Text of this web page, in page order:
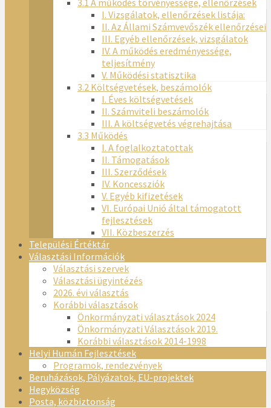
I. Vizsgálatok, ellenőrzések listája:
II. Az Állami Számvevőszék ellenőrzései
III. Egyéb ellenőrzések, vizsgálatok
IV. A működés eredményessége,
teljesítmény
V. Működési statisztika
3.2 Költségvetések, beszámolók
I. Éves költségvetések
II. Számviteli beszámolók
III. A költségvetés végrehajtása
3.3 Működés
I. A foglalkoztatottak
II. Támogatások
III. Szerződések
IV. Koncessziók
V. Egyéb kifizetések
VI. Európai Unió által támogatott
fejlesztések
VII. Közbeszerzés
Települési Értéktár
Választási Információk
Választási szervek
Választási ügyintézés
2026. évi választás
Korábbi választások
Önkormányzati választások 2024
Önkormányzati Választások 2019.
Korábbi választások 2014-1998
Helyi Humán Fejlesztések
Programok, rendezvények
Beruházások, Pályázatok, EU-projektek
Hegyközség
Posta, közbiztonság